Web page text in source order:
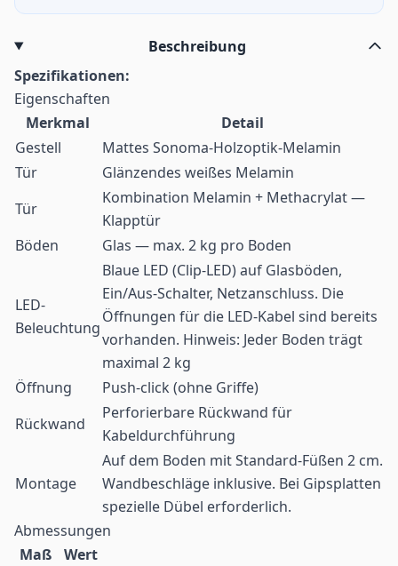
Beschreibung
Spezifikationen:
Eigenschaften
Merkmal
Detail
Gestell
Mattes Sonoma-Holzoptik-Melamin
Tür
Glänzendes weißes Melamin
Tür
Kombination Melamin + Methacrylat —
Klapptür
Böden
Glas — max. 2 kg pro Boden
LED-
Beleuchtung
Blaue LED (Clip-LED) auf Glasböden,
Ein/Aus-Schalter, Netzanschluss. Die
Öffnungen für die LED-Kabel sind bereits
vorhanden. Hinweis: Jeder Boden trägt
maximal 2 kg
Öffnung
Push-click (ohne Griffe)
Rückwand
Perforierbare Rückwand für
Kabeldurchführung
Montage
Auf dem Boden mit Standard-Füßen 2 cm.
Wandbeschläge inklusive. Bei Gipsplatten
spezielle Dübel erforderlich.
Abmessungen
Maß
Wert